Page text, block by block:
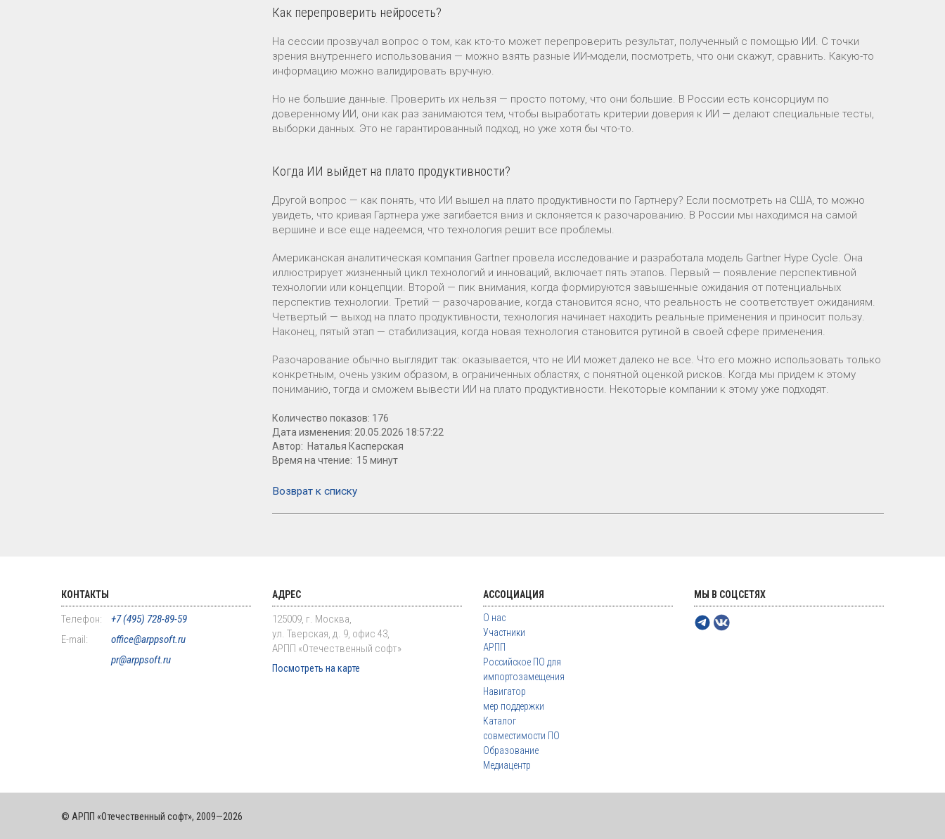
Как перепроверить нейросеть?
На сессии прозвучал вопрос о том, как кто-то может перепроверить результат, полученный с помощью ИИ. С точки
зрения внутреннего использования — можно взять разные ИИ-модели, посмотреть, что они скажут, сравнить. Какую-то
информацию можно валидировать вручную.
Но не большие данные. Проверить их нельзя — просто потому, что они большие. В России есть консорциум по
доверенному ИИ, они как раз занимаются тем, чтобы выработать критерии доверия к ИИ — делают специальные тесты,
выборки данных. Это не гарантированный подход, но уже хотя бы что-то.
Когда ИИ выйдет на плато продуктивности?
Другой вопрос — как понять, что ИИ вышел на плато продуктивности по Гартнеру? Если посмотреть на США, то можно
увидеть, что кривая Гартнера уже загибается вниз и склоняется к разочарованию. В России мы находимся на самой
вершине и все еще надеемся, что технология решит все проблемы.
Американская аналитическая компания Gartner провела исследование и разработала модель Gartner Hype Cycle. Она
иллюстрирует жизненный цикл технологий и инноваций, включает пять этапов. Первый — появление перспективной
технологии или концепции. Второй — пик внимания, когда формируются завышенные ожидания от потенциальных
перспектив технологии. Третий — разочарование, когда становится ясно, что реальность не соответствует ожиданиям.
Четвертый — выход на плато продуктивности, технология начинает находить реальные применения и приносит пользу.
Наконец, пятый этап — стабилизация, когда новая технология становится рутиной в своей сфере применения.
Разочарование обычно выглядит так: оказывается, что не ИИ может далеко не все. Что его можно использовать только
конкретным, очень узким образом, в ограниченных областях, с понятной оценкой рисков. Когда мы придем к этому
пониманию, тогда и сможем вывести ИИ на плато продуктивности. Некоторые компании к этому уже подходят.
Количество показов: 176
Дата изменения: 20.05.2026 18:57:22
Автор: Наталья Касперская
Время на чтение: 15 минут
Возврат к списку
КОНТАКТЫ
Телефон:
+7 (495) 728-89-59
E-mail:
office@arppsoft.ru
pr@arppsoft.ru
АДРЕС
125009, г. Москва,
ул. Тверская, д. 9, офис 43,
АРПП «Отечественный софт»
Посмотреть на карте
АССОЦИАЦИЯ
О нас
Участники
АРПП
Российское ПО для
импортозамещения
Навигатор
мер поддержки
Каталог
совместимости ПО
Образование
Медиацентр
МЫ В СОЦСЕТЯХ
© АРПП «Отечественный софт», 2009—2026